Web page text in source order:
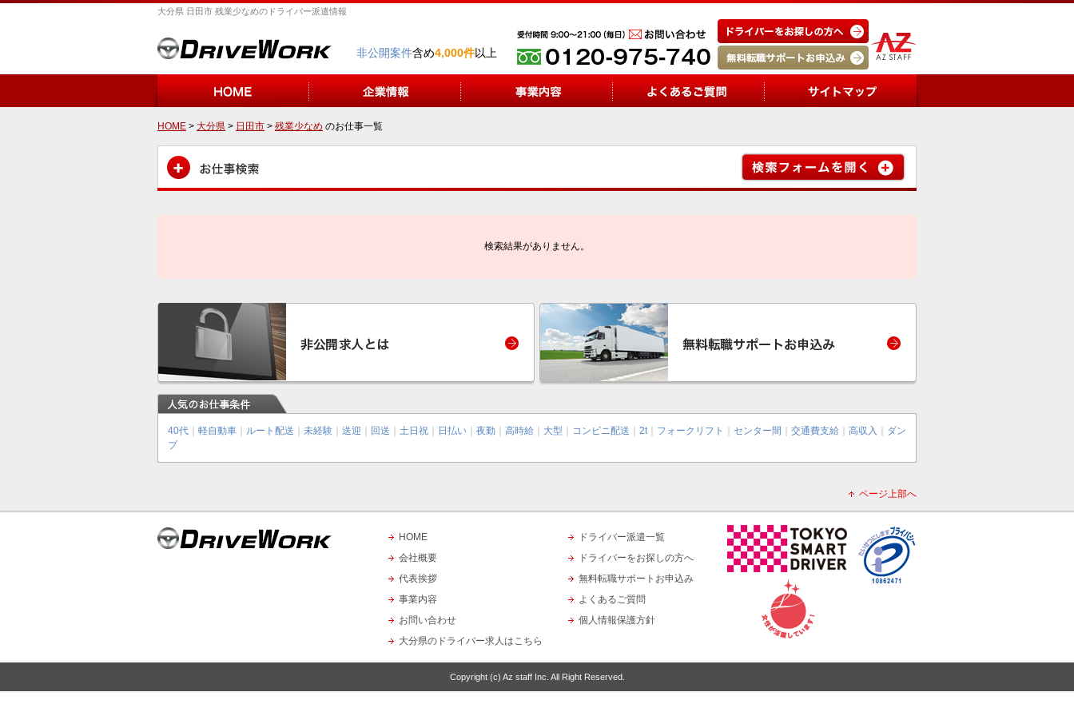
大分県 日田市 残業少なめのドライバー派遣情報
非公開案件含め4,000件以上
HOME > 大分県 > 日田市 > 残業少なめ のお仕事一覧
検索結果がありません。
40代 軽自動車 ルート配送 未経験 送迎 回送 土日祝 日払い 夜勤 高時給 大型 コンビニ配送 2t｜ フォークリフト センター間 交通費支給 高収入
ダン
プ
ページ上部へ
HOME
会社概要
代表挨拶
事業内容
お問い合わせ
大分県のドライバー求人はこちら
ドライバー派遣一覧
ドライバーをお探しの方へ
無料転職サポートお申込み
よくあるご質問
個人情報保護方針
Copyright (c) Az staff Inc. All Right Reserved.